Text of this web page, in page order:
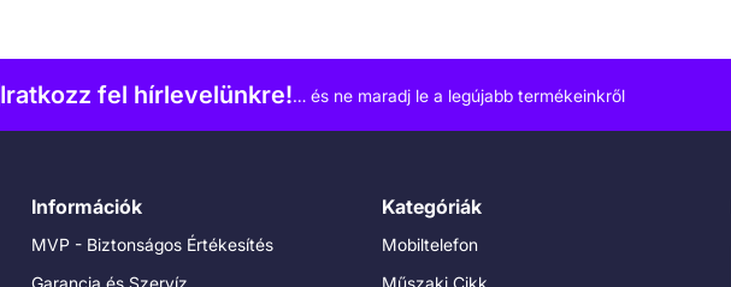
Iratkozz fel hírlevelünkre!… és ne maradj le a legújabb termékeinkről
Információk
MVP - Biztonságos Értékesítés
Garancia és Szervíz
Kategóriák
Mobiltelefon
Műszaki Cikk